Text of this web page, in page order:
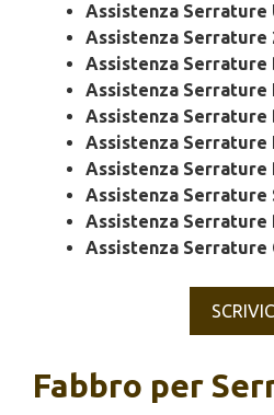
Assistenza Serrature
Assistenza Serrature
Assistenza Serrature
Assistenza Serrature
Assistenza Serrature
Assistenza
Assistenza Serrature
Assistenza Serrature
Assistenza Serrature
Assistenza Serrature
Fabbro per